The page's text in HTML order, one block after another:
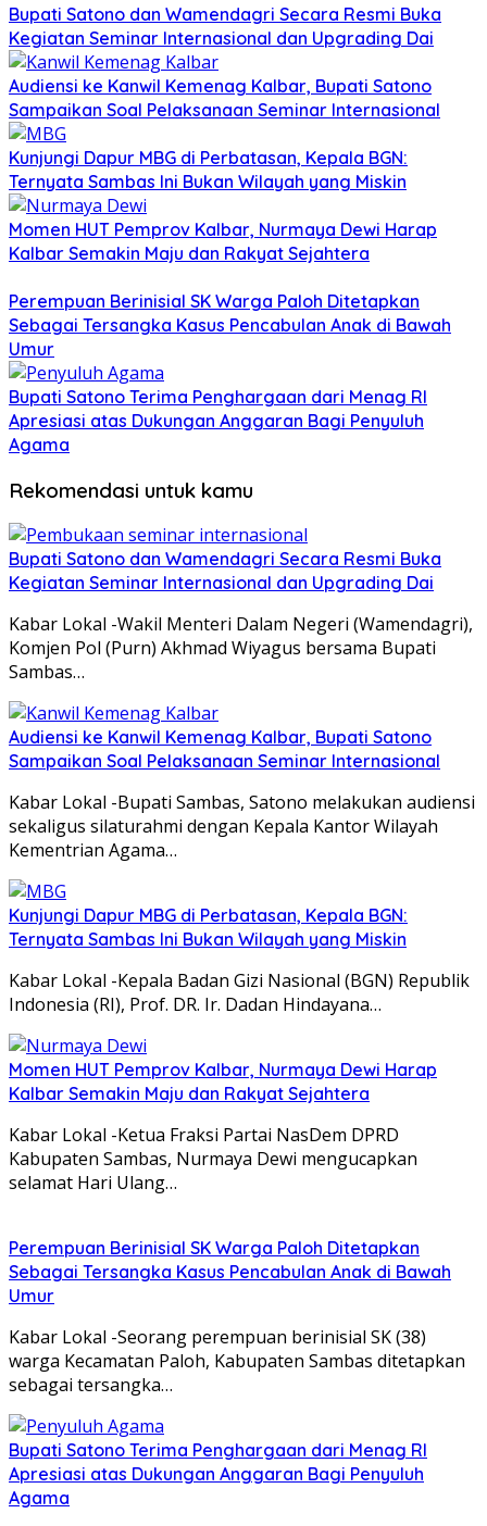
Bupati Satono dan Wamendagri Secara Resmi Buka
Kegiatan Seminar Internasional dan Upgrading Dai
Audiensi ke Kanwil Kemenag Kalbar, Bupati Satono
Sampaikan Soal Pelaksanaan Seminar Internasional
Kunjungi Dapur MBG di Perbatasan, Kepala BGN:
Ternyata Sambas Ini Bukan Wilayah yang Miskin
Momen HUT Pemprov Kalbar, Nurmaya Dewi Harap
Kalbar Semakin Maju dan Rakyat Sejahtera
Perempuan Berinisial SK Warga Paloh Ditetapkan
Sebagai Tersangka Kasus Pencabulan Anak di Bawah
Umur
Bupati Satono Terima Penghargaan dari Menag RI
Apresiasi atas Dukungan Anggaran Bagi Penyuluh
Agama
Rekomendasi untuk kamu
Bupati Satono dan Wamendagri Secara Resmi Buka
Kegiatan Seminar Internasional dan Upgrading Dai
Kabar Lokal -Wakil Menteri Dalam Negeri (Wamendagri),
Komjen Pol (Purn) Akhmad Wiyagus bersama Bupati
Sambas…
Audiensi ke Kanwil Kemenag Kalbar, Bupati Satono
Sampaikan Soal Pelaksanaan Seminar Internasional
Kabar Lokal -Bupati Sambas, Satono melakukan audiensi
sekaligus silaturahmi dengan Kepala Kantor Wilayah
Kementrian Agama…
Kunjungi Dapur MBG di Perbatasan, Kepala BGN:
Ternyata Sambas Ini Bukan Wilayah yang Miskin
Kabar Lokal -Kepala Badan Gizi Nasional (BGN) Republik
Indonesia (RI), Prof. DR. Ir. Dadan Hindayana…
Momen HUT Pemprov Kalbar, Nurmaya Dewi Harap
Kalbar Semakin Maju dan Rakyat Sejahtera
Kabar Lokal -Ketua Fraksi Partai NasDem DPRD
Kabupaten Sambas, Nurmaya Dewi mengucapkan
selamat Hari Ulang…
Perempuan Berinisial SK Warga Paloh Ditetapkan
Sebagai Tersangka Kasus Pencabulan Anak di Bawah
Umur
Kabar Lokal -Seorang perempuan berinisial SK (38)
warga Kecamatan Paloh, Kabupaten Sambas ditetapkan
sebagai tersangka…
Bupati Satono Terima Penghargaan dari Menag RI
Apresiasi atas Dukungan Anggaran Bagi Penyuluh
Agama